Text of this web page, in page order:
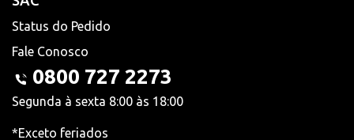
Status do Pedido
Fale Conosco
0800 727 2273
Segunda à sexta 8:00 às 18:00
*Exceto feriados